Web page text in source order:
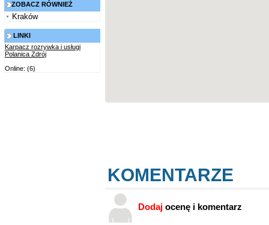
ZOBACZ RÓWNIEŻ
Kraków
LINKI
Karpacz rozrywka i usługi
Polanica Zdrój
Online: (6)
KOMENTARZE
Dodaj ocenę i komentarz